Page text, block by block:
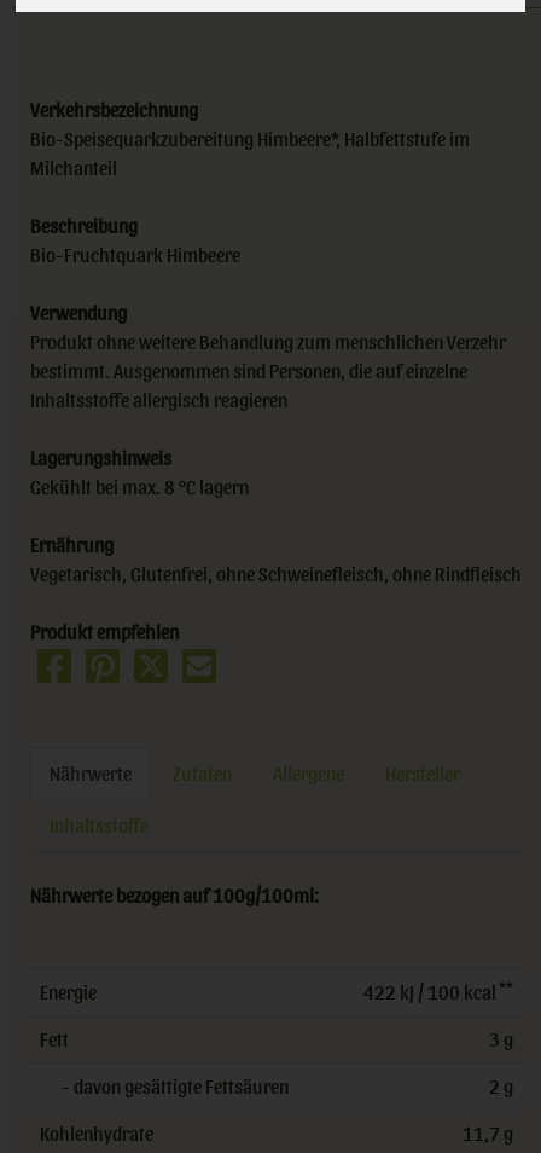
Verkehrsbezeichnung
Bio-Speisequarkzubereitung Himbeere*, Halbfettstufe im
Milchanteil
Beschreibung
Bio-Fruchtquark Himbeere
Verwendung
Produkt ohne weitere Behandlung zum menschlichen Verzehr
bestimmt. Ausgenommen sind Personen, die auf einzelne
Inhaltsstoffe allergisch reagieren
Lagerungshinweis
Gekühlt bei max. 8 °C lagern
Ernährung
Vegetarisch, Glutenfrei, ohne Schweinefleisch, ohne Rindfleisch
Produkt empfehlen
Nährwerte Zutaten Allergene Hersteller
Inhaltsstoffe
Nährwerte bezogen auf 100g/100ml:
Energie 422 kJ / 100 kcal**
Fett 3 g
- davon gesättigte Fettsäuren 2 g
Kohlenhydrate 11,7 g